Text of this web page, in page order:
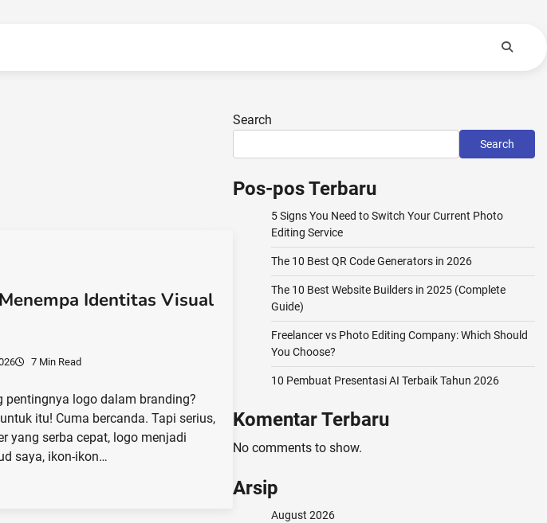
Identitas Visual
7 Min Read
pentingnya logo dalam branding?
itu! Cuma bercanda. Tapi serius,
yang serba cepat, logo menjadi
saya, ikon-ikon…
Search
Search
Pos-pos Terbaru
5 Signs You Need to Switch Your Current Photo
Editing Service
The 10 Best QR Code Generators in 2026
The 10 Best Website Builders in 2025 (Complete
Guide)
Freelancer vs Photo Editing Company: Which Should
You Choose?
10 Pembuat Presentasi AI Terbaik Tahun 2026
Komentar Terbaru
No comments to show.
Arsip
August 2026